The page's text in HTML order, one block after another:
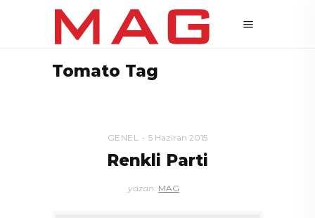
Tomato Tag
GENEL 5 Haziran 2015
Renkli Parti
yazan: MAG